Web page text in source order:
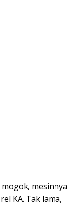
mesinnya
KA. Tak lama,